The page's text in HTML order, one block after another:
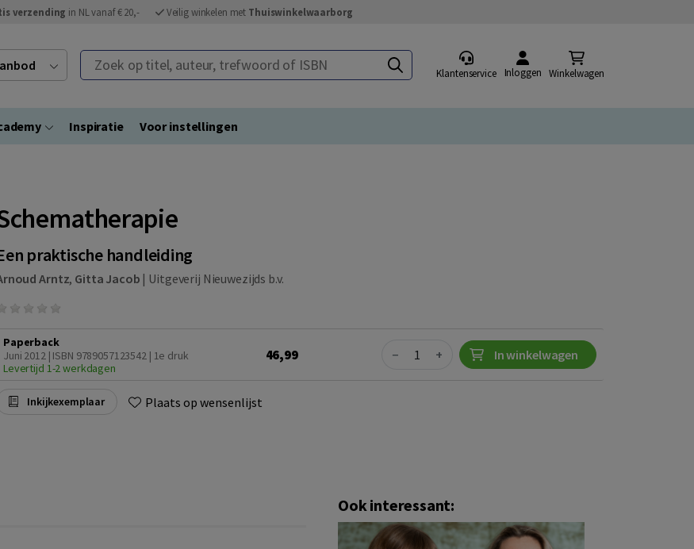
verzending in NL vanaf € 20,- Veilig winkelen met Thuiswinkelwaarborg
Zoek op titel, auteur, trefwoord of ISBN
Klantenservice Inloggen Winkelwagen
Inspiratie Voor instellingen
praktische handleiding
Arntz, Gitta Jacob | Uitgeverij Nieuwezijds b.v.
Paperback
Juni 2012 | ISBN 9789057123542 | 1e druk
Levertijd 1-2 werkdagen
46,99 Quantity
− + In winkelwagen
Inkijkexemplaar Plaats op wensenlijst
Ook interessant: